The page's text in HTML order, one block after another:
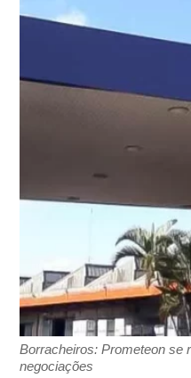
Borracheiros: Prometeon se
negociações